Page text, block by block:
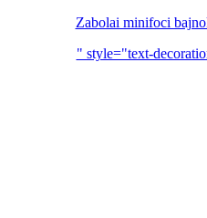
Zabolai minifoci
" style="text-